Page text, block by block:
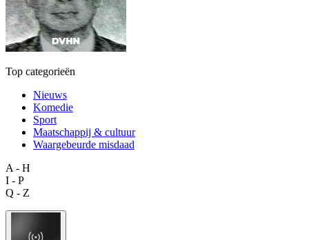
Top categorieën
Nieuws
Komedie
Sport
Maatschappij & cultuur
Waargebeurde misdaad
A - H
I - P
Q - Z